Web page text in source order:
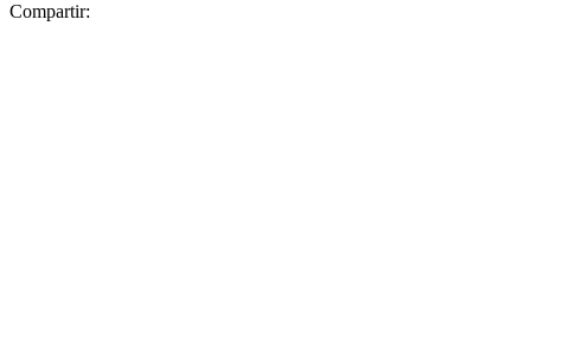
Compartir: